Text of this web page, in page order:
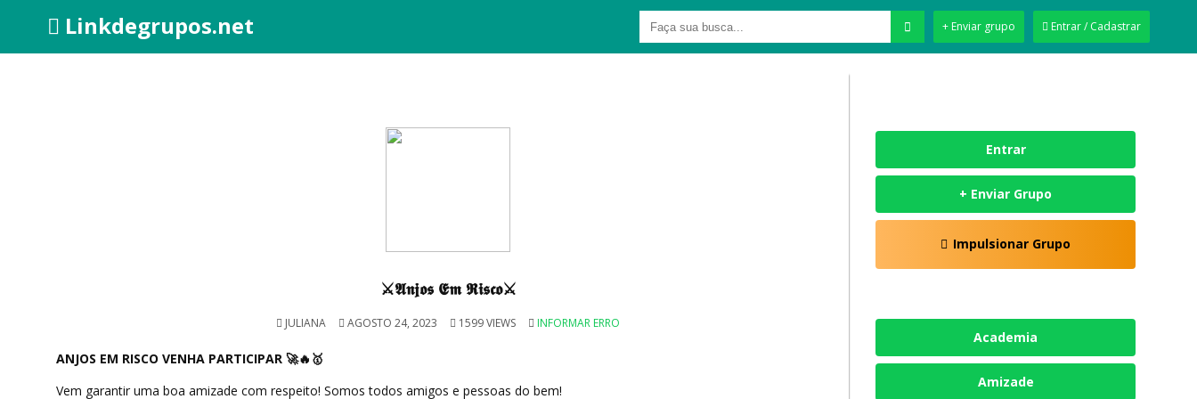
Linkdegrupos.net Entrar / Cadastrar
+ Enviar grupo
⚔️𝕬𝖓𝖏𝖔𝖘 𝕰𝖒 𝕽𝖎𝖘𝖈𝖔⚔️
JULIANA AGOSTO 24, 2023 1599 VIEWS INFORMAR ERRO
ANJOS EM RISCO VENHA PARTICIPAR 🚀🔥🥇
Vem garantir uma boa amizade com respeito! Somos todos amigos e pessoas do bem!
Entrar
+ Enviar Grupo
Impulsionar Grupo
Academia
Amizade